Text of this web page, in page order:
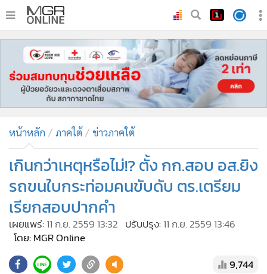
หน้าหลัก
ทันเหตุการณ์
• ภาคใต้
• บันเทิง
ผู้จัดการรายวัน
• คอลัมนิสต์
• ละคร
• CbizReview
• Cyber BIZ
• Good health & Well-being
หน้าหลัก ภาคใต้ ข่าวภาคใต้
เกินกว่าเหตุหรือไม่!? ตั้ง กก.สอบ อส.ยิง
รถขนใบกระท่อมคนขับดับ ตร.เตรียม
เรียกสอบปากคำ
เผยแพร่: 11 ก.ย. 2559 13:32 ปรับปรุง: 11 ก.ย. 2559 13:46
โดย: MGR Online
9,744